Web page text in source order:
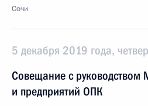
Сочи
5 декабря 2019 года,
Совещание с
и предприятий ОПК